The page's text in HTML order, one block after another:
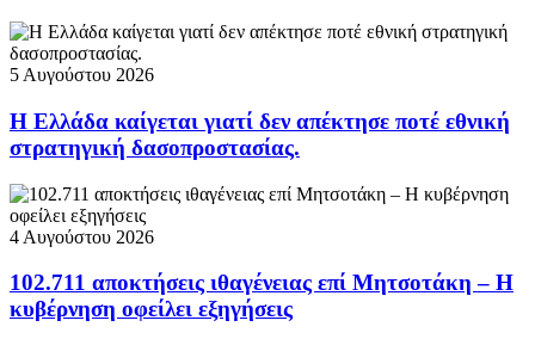
5 Αυγούστου 2026
Η Ελλάδα καίγεται γιατί δεν απέκτησε ποτέ εθνική
στρατηγική δασοπροστασίας.
4 Αυγούστου 2026
102.711 αποκτήσεις ιθαγένειας επί Μητσοτάκη – Η
κυβέρνηση οφείλει εξηγήσεις